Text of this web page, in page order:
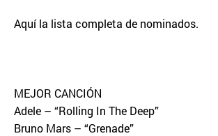
Aquí la lista completa de nominados.
MEJOR CANCIÓN
Adele – “Rolling In The Deep”
Bruno Mars – “Grenade”